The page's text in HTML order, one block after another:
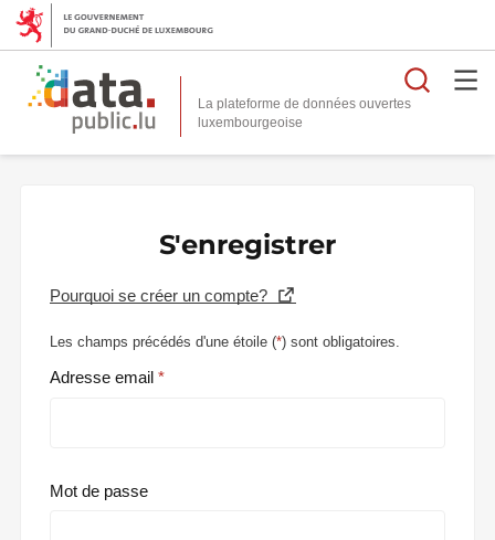
La plateforme de données ouvertes
S'enregistrer
Pourquoi se créer un compte?
Les champs précédés d'une étoile (*) sont obligatoires.
Adresse email
Mot de passe